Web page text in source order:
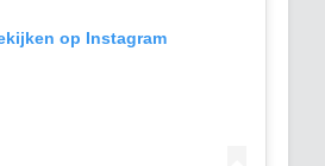
op Instagram